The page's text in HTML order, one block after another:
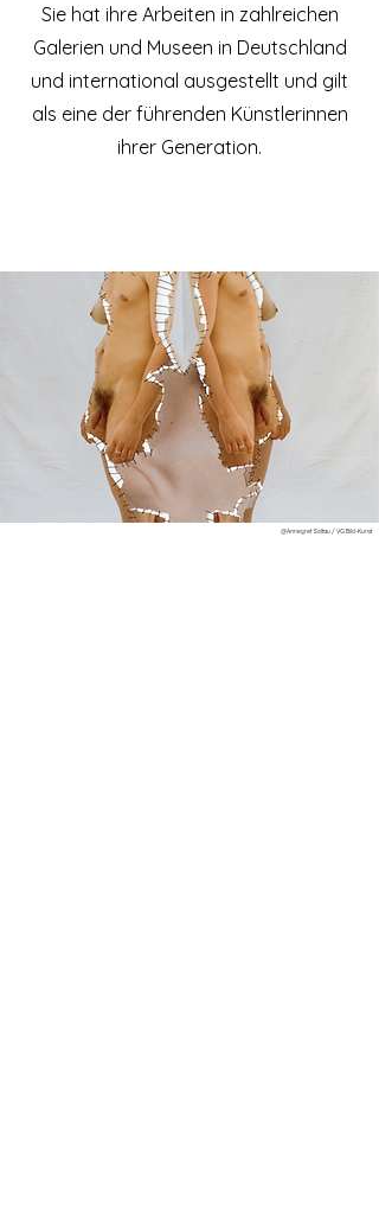
Sie hat ihre Arbeiten in zahlreichen
Galerien und Museen in Deutschland
und international ausgestellt und gilt
als eine der führenden Künstlerinnen
ihrer Generation.
@Annegret Soltau / VG Bild-Kunst